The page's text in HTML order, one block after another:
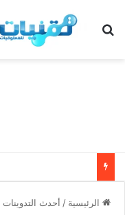
بحث عن
الرئيسية / أحدث التدوينات